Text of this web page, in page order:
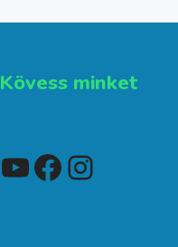
Kövess minket
YouTube
Facebook
Instagram